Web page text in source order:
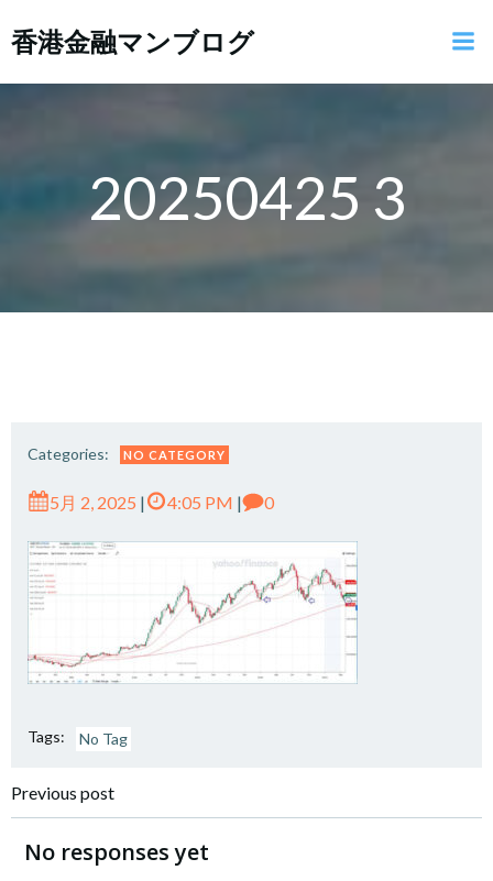
ン
ン
キ
ッ
香港金融マンブログ
20250425 3
Categories: NO CATEGORY
5月 2, 2025 | 4:05 PM | 0
Tags: No Tag
Post
navigation
Previous post
No responses yet